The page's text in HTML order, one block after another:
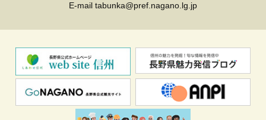
E-mail tabunka@pref.nagano.lg.jp